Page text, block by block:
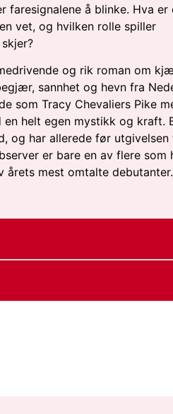
faresignalene å blinke. Hva er
vet, og hvilken rolle spiller
og rik roman om
sannhet og hevn fra
som Tracy Chevaliers Pike
en helt egen mystikk og kraft.
og har allerede før
er bare en av flere som
årets mest omtalte debutanter.